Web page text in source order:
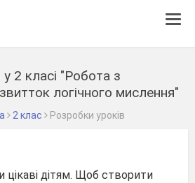
2 класі "Робота з
логічного мислення"
2 клас Розробки уроків
цікаві дітям. Щоб створити